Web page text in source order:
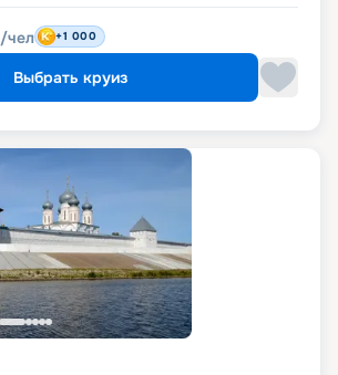
/чел +1 000
Выбрать круиз